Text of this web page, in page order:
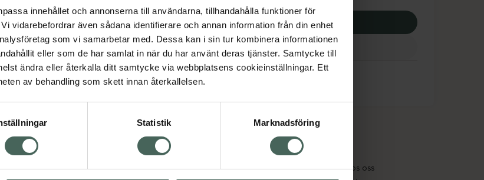
innehållet och annonserna till användarna, tillhandahålla funktioner för
vidarebefordrar även sådana identifierare och annan information från din enhet
som vi samarbetar med. Dessa kan i sin tur kombinera informationen
eller som de har samlat in när du har använt deras tjänster. Samtycke till
ändra eller återkalla ditt samtycke via webbplatsens cookieinställningar. Ett
av behandling som skett innan återkallelsen.
Statistik Marknadsföring
Köp via ditt recept
Aktuella erbjudanden
Vanliga frågor
Om recept och läkemedel
Högkostnadsskyddet
Jobba hos oss